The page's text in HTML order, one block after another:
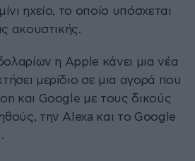
ηχείο, το οποίο υπόσχεται
ακουστικής.
η Apple κάνει μια νέα
μερίδιο σε μια αγορά που
και Google με τους δικούς
την Alexa και το Google